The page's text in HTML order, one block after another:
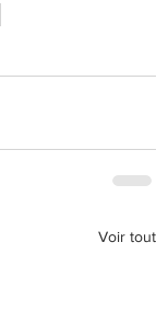
Voir tout